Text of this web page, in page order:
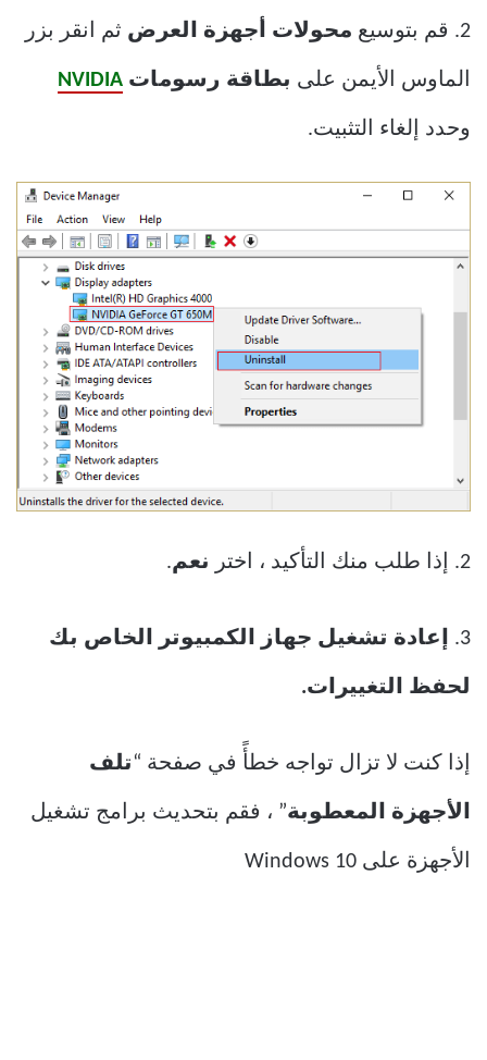
2. قم بتوسيع محولات أجهزة العرض ثم انقر بزر
الماوس الأيمن على بطاقة رسومات NVIDIA
وحدد إلغاء التثبيت.
2. إذا طلب منك التأكيد ، اختر نعم.
3. إعادة تشغيل جهاز الكمبيوتر الخاص بك
لحفظ التغييرات.
إذا كنت لا تزال تواجه خطأً في صفحة “ تلف
الأجهزة المعطوبة” ، فقم بتحديث برامج تشغيل
الأجهزة على Windows 10